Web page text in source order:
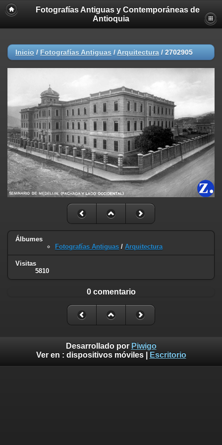
Fotografías Antiguas y Contemporáneas de
Antioquia
Inicio / Fotografías Antiguas / Arquitectura / 2702905
Álbumes
Fotografías Antiguas / Arquitectura
Visitas
5810
0 comentario
Desarrollado por Piwigo
Ver en : dispositivos móviles| Escritorio